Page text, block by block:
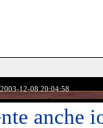
12-08 20:04:58
anche